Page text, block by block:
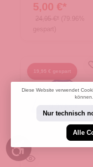
5,00 €*
24,95 €* (79.96%
gespart)
19,95 € gespart
Diese Website verwendet
können.
Nur technisch
Alle